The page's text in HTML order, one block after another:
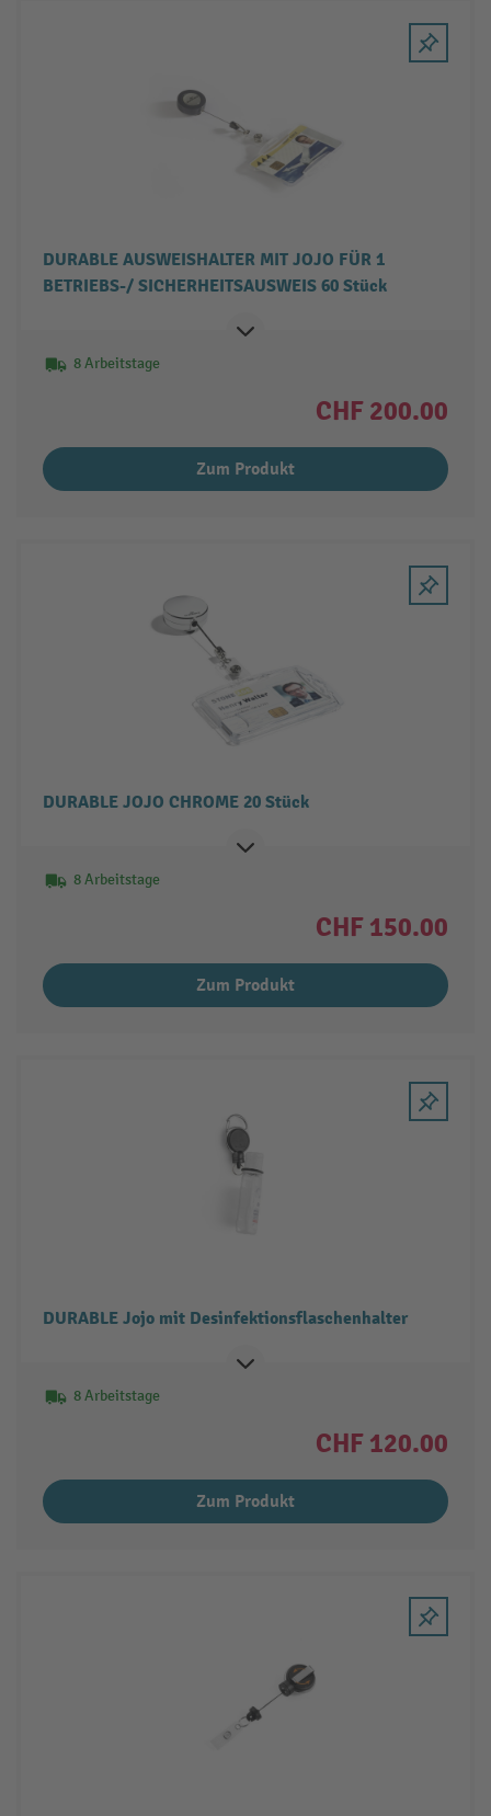
DURABLE AUSWEISHALTER MIT JOJO FÜR 1
BETRIEBS-/ SICHERHEITSAUSWEIS 60 Stück
8 Arbeitstage
CHF 200.00
Zum Produkt
DURABLE JOJO CHROME 20 Stück
8 Arbeitstage
CHF 150.00
Zum Produkt
DURABLE Jojo mit Desinfektionsflaschenhalter
8 Arbeitstage
CHF 120.00
Zum Produkt